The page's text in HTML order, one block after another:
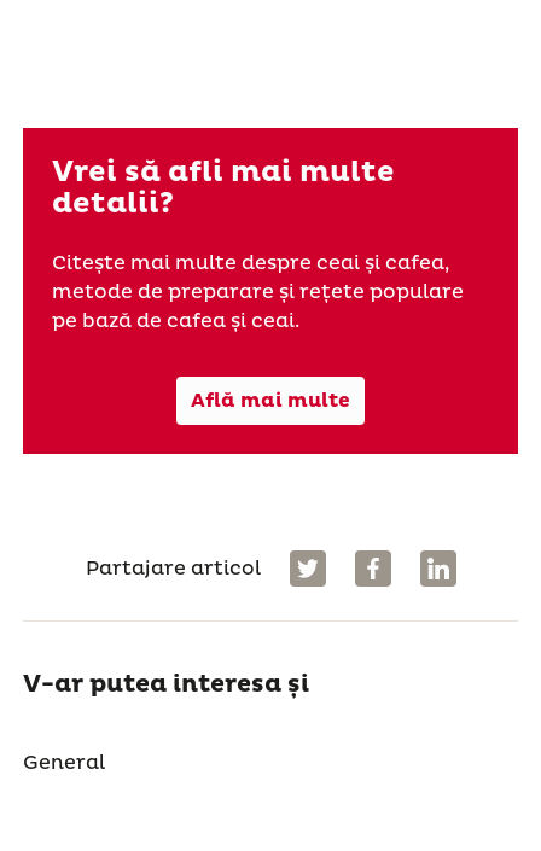
Vrei să afli mai multe
detalii?
Citește mai multe despre ceai și cafea,
metode de preparare și rețete populare
pe bază de cafea și ceai.
Află mai multe
Partajare articol
V-ar putea interesa și
General